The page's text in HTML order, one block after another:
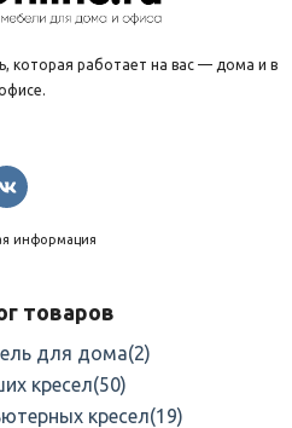
которая работает на вас — дома и в
информация
товаров
для дома(2)
кресел(50)
кресел(19)